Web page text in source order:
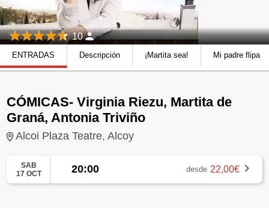
10
ENTRADAS Descripción ¡Martita sea! Mi padre flipa
CÓMICAS- Virginia Riezu, Martita de
Graná, Antonia Triviño
Alcoi Plaza Teatre, Alcoy
SAB
17 OCT
20:00 desde 22,00€